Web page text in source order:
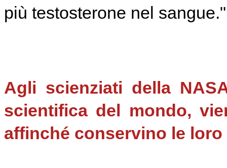
più testosterone nel sangue."
Agli scienziati della
scientifica del mondo,
affinché conservino le loro